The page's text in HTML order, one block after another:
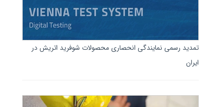
تمدید رسمی نمایندگی انحصاری محصولات شوفرید اتریش در
ایران